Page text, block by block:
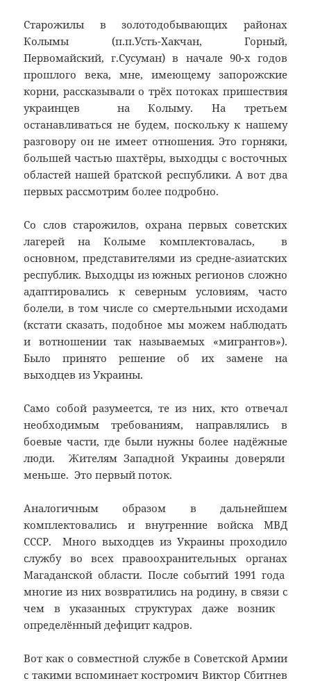
Старожилы в золотодобывающих районах
Колымы (п.п.Усть-Хакчан, Горный,
Первомайский, г.Сусуман) в начале 90-х годов
прошлого века, мне, имеющему запорожские
корни, рассказывали о трёх потоках пришествия
украинцев на Колыму. На третьем
останавливаться не будем, поскольку к нашему
разговору он не имеет отношения. Это горняки,
большей частью шахтёры, выходцы с восточных
областей нашей братской республики. А вот два
первых рассмотрим более подробно.
Со слов старожилов, охрана первых советских
лагерей на Колыме комплектовалась, в
основном, представителями из средне-азиатских
республик. Выходцы из южных регионов сложно
адаптировались к северным условиям, часто
болели, в том числе со смертельными исходами
(кстати сказать, подобное мы можем наблюдать
и вотношении так называемых «мигрантов»).
Было принято решение об их замене на
выходцев из Украины.
Само собой разумеется, те из них, кто отвечал
необходимым требованиям, направлялись в
боевые части, где были нужны более надёжные
люди. Жителям Западной Украины доверяли
меньше. Это первый поток.
Аналогичным образом в дальнейшем
комплектовались и внутренние войска МВД
СССР. Много выходцев из Украины проходило
службу во всех правоохранительных органах
Магаданской области. После событий 1991 года
многие из них возвратились на родину, в связи с
чем в указанных структурах даже возник
определённый дефицит кадров.
Вот как о совместной службе в Советской Армии
с такими вспоминает костромич Виктор Сбитнев